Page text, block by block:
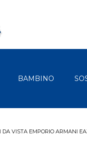
BAMBINO
DA VISTA EMPORIO ARMANI